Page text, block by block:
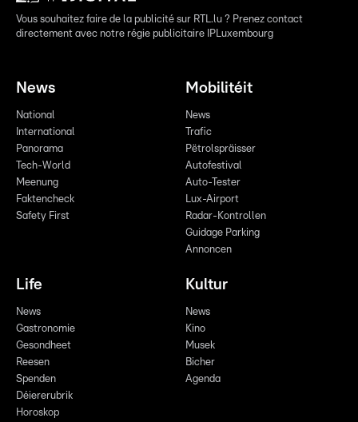
Vous souhaitez faire de la publicité sur RTL.lu ? Prenez contact
directement avec notre régie publicitaire IPLuxembourg
News
National
International
Panorama
Tech-World
Meenung
Faktencheck
Safety First
Mobilitéit
News
Trafic
Pëtrolspräisser
Autofestival
Auto-Tester
Lux-Airport
Radar-Kontrollen
Guidage Parking
Annoncen
Life
News
Gastronomie
Gesondheet
Reesen
Spenden
Déiererubrik
Horoskop
Kultur
News
Kino
Musek
Bicher
Agenda